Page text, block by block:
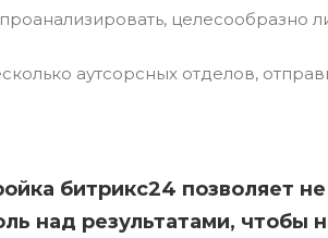
целесообразно
аутсорсных отделов,
битрикс24 позволяет
над результатами,